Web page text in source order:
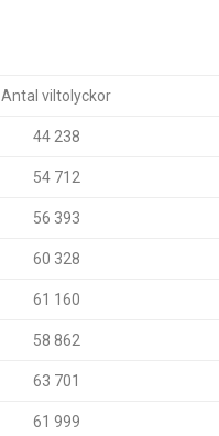
Antal viltolyckor
44 238
54 712
56 393
60 328
61 160
58 862
63 701
61 999